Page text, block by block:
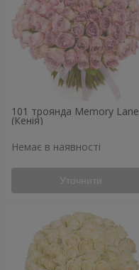
101 троянда Memory Lane
(Кенія)
Немає в наявності
Уточнити